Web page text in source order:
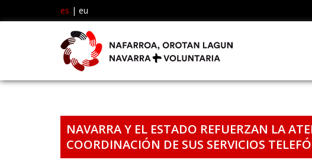
es | eu
NAVARRA Y EL ESTADO REFUERZAN LA
COORDINACIÓN DE SUS SERVICIOS